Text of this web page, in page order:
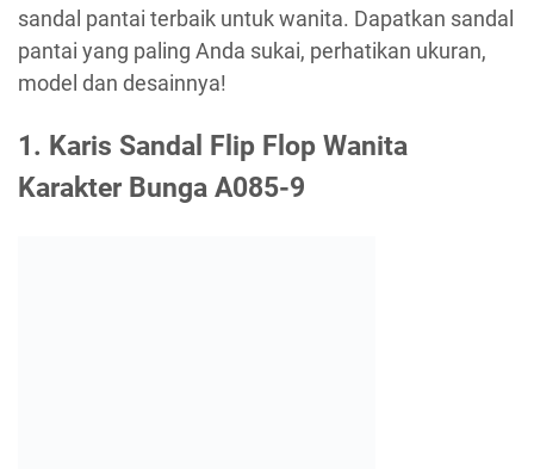
sandal pantai terbaik untuk wanita. Dapatkan sandal
pantai yang paling Anda sukai, perhatikan ukuran,
model dan desainnya!
1. Karis Sandal Flip Flop Wanita
Karakter Bunga A085-9